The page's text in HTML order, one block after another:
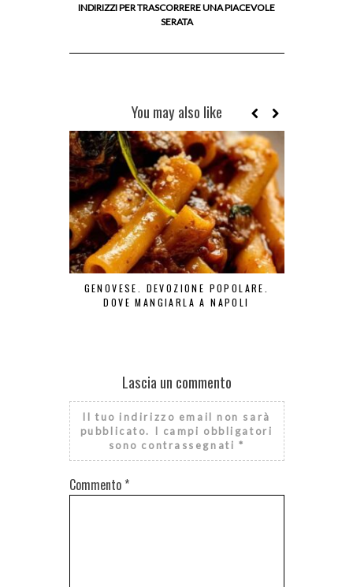
INDIRIZZI PER TRASCORRERE UNA PIACEVOLE
SERATA
You may also like
GENOVESE. DEVOZIONE POPOLARE.
DOVE MANGIARLA A NAPOLI
Lascia un commento
Il tuo indirizzo email non sarà
pubblicato.
I campi obbligatori
sono contrassegnati *
Commento *